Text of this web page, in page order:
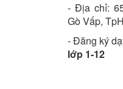
- Địa chỉ:
Gò Vấp,
- Đăng ký
lớp 1-12